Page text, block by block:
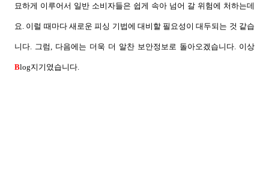
묘하게 이루어서 일반 소비자들은 쉽게 속아 넘어 갈 위험에 처하는데
요. 이럴 때마다 새로운 피싱 기법에 대비할 필요성이 대두되는 것 같습
니다. 그럼, 다음에는 더욱 더 알찬 보안정보로 돌아오겠습니다. 이상
Blog지기였습니다.